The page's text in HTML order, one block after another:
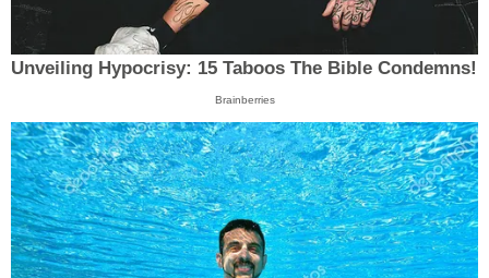
Unveiling Hypocrisy: 15 Taboos The Bible Condemns!
Brainberries